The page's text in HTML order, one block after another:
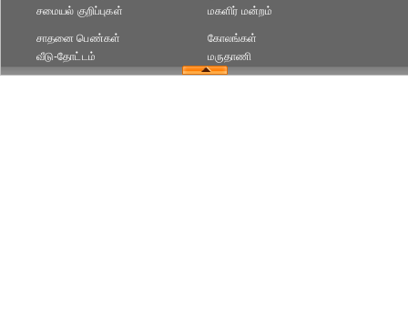
சமையல் குறிப்புகள்
மகளிர் மன்றம்
சாதனை பெண்கள்
வீடு-தோட்டம்
கோலங்கள்
மருதாணி